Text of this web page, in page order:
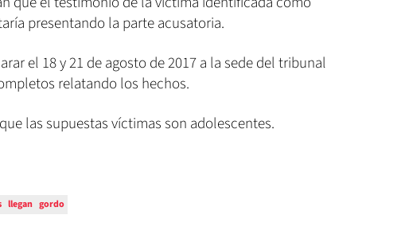
presentando la parte acusatoria.
el 18 y 21 de agosto de 2017 a la sede del tribunal
relatando los hechos.
las supuestas víctimas son adolescentes.
llegan gordo